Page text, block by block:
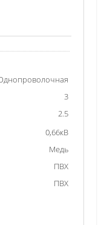
3
2.5
0,66кВ
Медь
ПВХ
ПВХ